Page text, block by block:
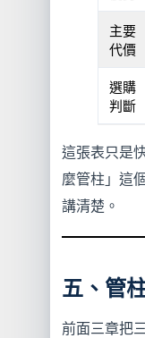
主要
代價
選購
判斷
這張表只是
麼管柱」這
講清楚。
五、管
前面三章把